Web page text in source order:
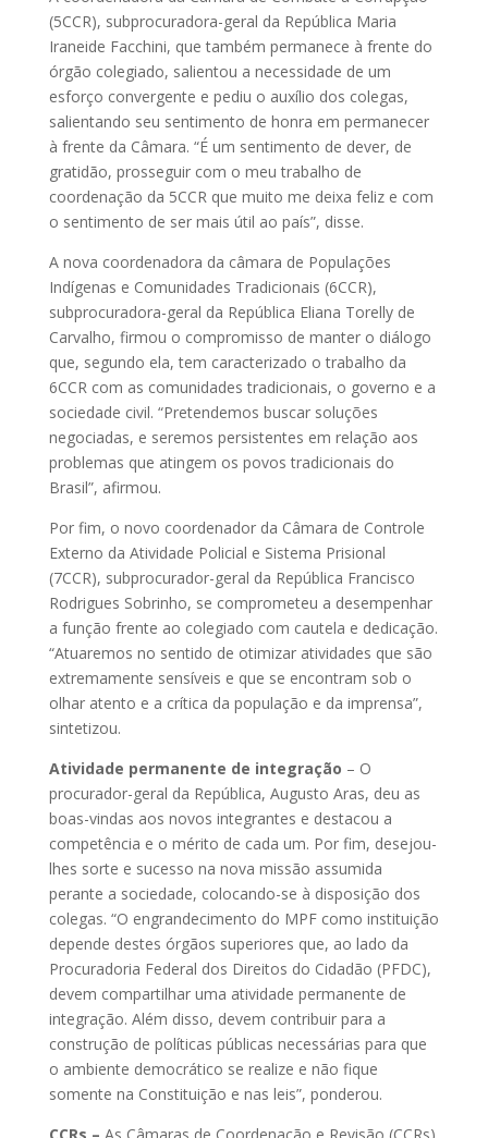
(5CCR), subprocuradora-geral da República Maria
Iraneide Facchini, que também permanece à frente do
órgão colegiado, salientou a necessidade de um
esforço convergente e pediu o auxílio dos colegas,
salientando seu sentimento de honra em permanecer
à frente da Câmara. “É um sentimento de dever, de
gratidão, prosseguir com o meu trabalho de
coordenação da 5CCR que muito me deixa feliz e com
o sentimento de ser mais útil ao país”, disse.
A nova coordenadora da câmara de Populações
Indígenas e Comunidades Tradicionais (6CCR),
subprocuradora-geral da República Eliana Torelly de
Carvalho, firmou o compromisso de manter o diálogo
que, segundo ela, tem caracterizado o trabalho da
6CCR com as comunidades tradicionais, o governo e a
sociedade civil. “Pretendemos buscar soluções
negociadas, e seremos persistentes em relação aos
problemas que atingem os povos tradicionais do
Brasil”, afirmou.
Por fim, o novo coordenador da Câmara de Controle
Externo da Atividade Policial e Sistema Prisional
(7CCR), subprocurador-geral da República Francisco
Rodrigues Sobrinho, se comprometeu a desempenhar
a função frente ao colegiado com cautela e dedicação.
“Atuaremos no sentido de otimizar atividades que são
extremamente sensíveis e que se encontram sob o
olhar atento e a crítica da população e da imprensa”,
sintetizou.
Atividade permanente de integração – O
procurador-geral da República, Augusto Aras, deu as
boas-vindas aos novos integrantes e destacou a
competência e o mérito de cada um. Por fim, desejou-
lhes sorte e sucesso na nova missão assumida
perante a sociedade, colocando-se à disposição dos
colegas. “O engrandecimento do MPF como instituição
depende destes órgãos superiores que, ao lado da
Procuradoria Federal dos Direitos do Cidadão (PFDC),
devem compartilhar uma atividade permanente de
integração. Além disso, devem contribuir para a
construção de políticas públicas necessárias para que
o ambiente democrático se realize e não fique
somente na Constituição e nas leis”, ponderou.